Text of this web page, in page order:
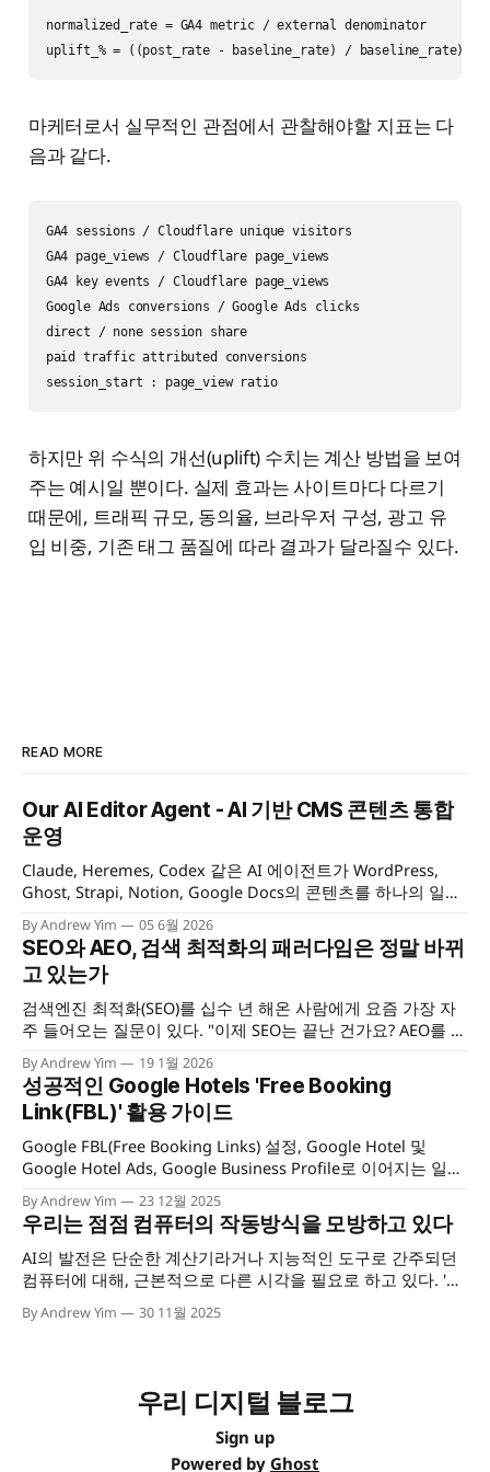
normalized_rate = GA4 metric / external denominator
uplift_% = ((post_rate - baseline_rate) / baseline_rate) *
마케터로서 실무적인 관점에서 관찰해야할 지표는 다
음과 같다.
GA4 sessions / Cloudflare unique visitors
GA4 page_views / Cloudflare page_views
GA4 key events / Cloudflare page_views
Google Ads conversions / Google Ads clicks
direct / none session share
paid traffic attributed conversions
session_start : page_view ratio
하지만 위 수식의 개선(uplift) 수치는 계산 방법을 보여
주는 예시일 뿐이다. 실제 효과는 사이트마다 다르기
때문에, 트래픽 규모, 동의율, 브라우저 구성, 광고 유
입 비중, 기존 태그 품질에 따라 결과가 달라질수 있다.
READ MORE
Our AI Editor Agent - AI 기반 CMS 콘텐츠 통합
운영
Claude, Heremes, Codex 같은 AI 에이전트가 WordPress,
Ghost, Strapi, Notion, Google Docs의 콘텐츠를 하나의 일관
된 방식으로 읽고, 작성하고, 발행·관리할 수 있게 해 주는 멀티
CMS 콘텐츠 운영 툴킷을 소개합니다.
By Andrew Yim 05 6월 2026
SEO와 AEO, 검색 최적화의 패러다임은 정말 바뀌
고 있는가
검색엔진 최적화(SEO)를 십수 년 해온 사람에게 요즘 가장 자
주 들어오는 질문이 있다. "이제 SEO는 끝난 건가요? AEO를 해
야 하나요?" 이 질문이 재미있는 건, 구조가 익숙하기 때문이
다. 10년 전에도 "SEO는 죽었나요?"라는 질문을 받았다. 5년
전에도. 그리고 지금도. 매번 새로운 이름표만 바뀔 뿐, 질문의
뼈대는
By Andrew Yim 19 1월 2026
성공적인 Google Hotels 'Free Booking
Link(FBL)' 활용 가이드
Google FBL(Free Booking Links) 설정, Google Hotel 및
Google Hotel Ads, Google Business Profile로 이어지는 일련
의 통합 관리 체계(Governance) 구축 및 필수 기술 요건 점검
By Andrew Yim 23 12월 2025
우리는 점점 컴퓨터의 작동방식을 모방하고 있다
AI의 발전은 단순한 계산기라거나 지능적인 도구로 간주되던
컴퓨터에 대해, 근본적으로 다른 시각을 필요로 하고 있다. '컴
퓨터'라는 기계가 계산능력에 초점을 맞춤 이름이었다고 할수
있는 것처럼, 이들을 가르키는 이름도 바꾸어야 할 필요가 있
상'이 된다는 걸 인정해야 할지 모르기 때문이다.
By Andrew Yim 30 11월 2025
우리 디지털 블로그
Sign up
Powered by Ghost